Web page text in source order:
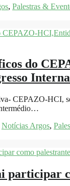
, Palestras &
do
CEPAZO-HCI,
Notícias Argos,
participar